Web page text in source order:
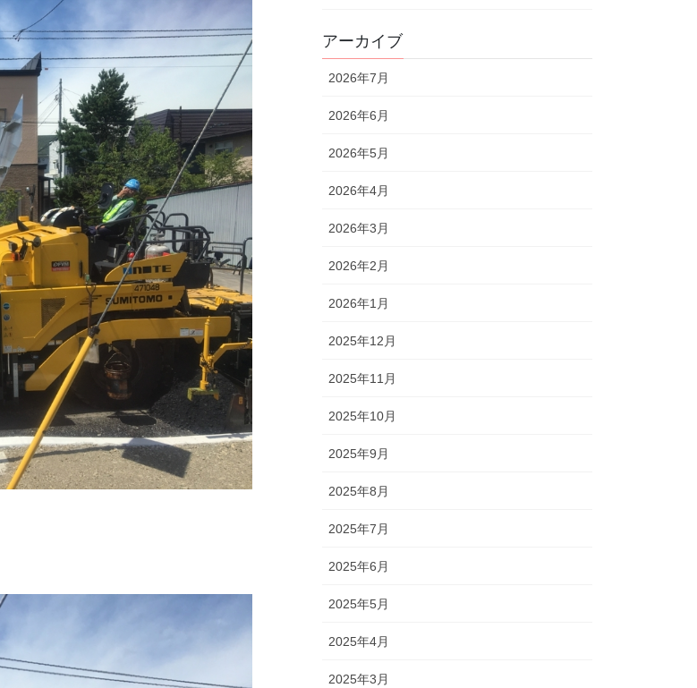
アーカイブ
2026年7月
2026年6月
2026年5月
2026年4月
2026年3月
2026年2月
2026年1月
2025年12月
2025年11月
2025年10月
2025年9月
2025年8月
2025年7月
2025年6月
2025年5月
2025年4月
2025年3月